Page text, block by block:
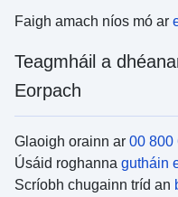
Faigh amach níos mó ar
Teagmháil a
Eorpach
Glaoigh orainn ar 00 800
Úsáid roghanna gutháin
Scríobh chugainn tríd an